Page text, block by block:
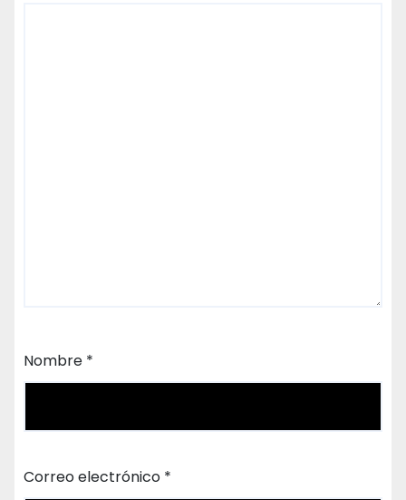
Nombre *
Correo electrónico *